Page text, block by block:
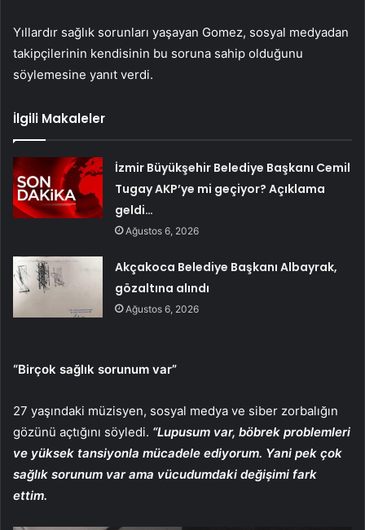
Yıllardır sağlık sorunları yaşayan Gomez, sosyal medyadan
takipçilerinin kendisinin bu soruna sahip olduğunu
söylemesine yanıt verdi.
İlgili Makaleler
İzmir Büyükşehir Belediye Başkanı Cemil
Tugay AKP’ye mi geçiyor? Açıklama
geldi…
Ağustos 6, 2026
Akçakoca Belediye Başkanı Albayrak,
gözaltına alındı
Ağustos 6, 2026
“Birçok sağlık sorunum var”
27 yaşındaki müzisyen, sosyal medya ve siber zorbalığın
gözünü açtığını söyledi. “Lupusum var, böbrek problemleri
ve yüksek tansiyonla mücadele ediyorum. Yani pek çok
sağlık sorunum var ama vücudumdaki değişimi fark
ettim.